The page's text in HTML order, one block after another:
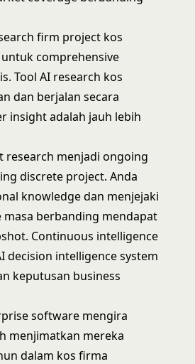
firm project kos
untuk comprehensive
Tool AI research kos
dan berjalan secara
insight adalah jauh lebih
research menjadi ongoing
discrete project. Anda
knowledge dan menjejaki
berbanding mendapat
Continuous intelligence
decision intelligence system
keputusan business
software mengira
menjimatkan mereka
dalam kos firma